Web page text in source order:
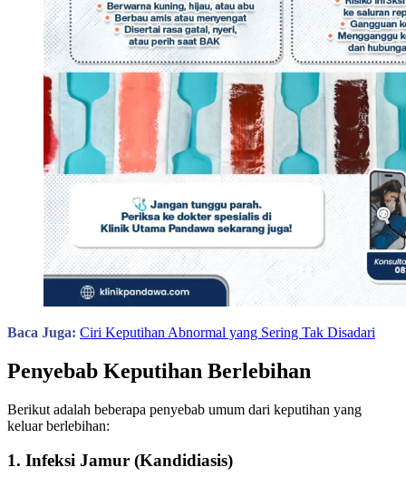
Baca Juga: Ciri Keputihan Abnormal yang Sering Tak Disadari
Penyebab Keputihan Berlebihan
Berikut adalah beberapa penyebab umum dari keputihan yang
keluar berlebihan:
1. Infeksi Jamur (Kandidiasis)